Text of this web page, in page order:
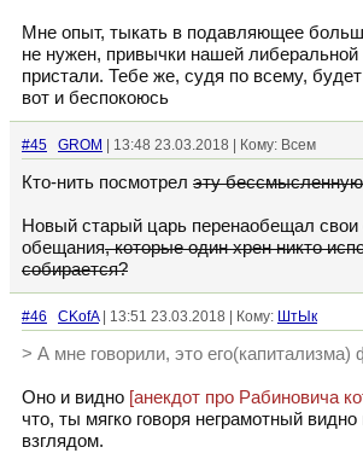
Мне опыт, тыкать в подавляющее
не нужен, привычки нашей либеральной
пристали. Тебе же, судя по всему,
вот и беспокоюсь
#45 GROM | 13:48 23.03.2018 | Кому: Всем
Кто-нить посмотрел эту
Новый старый царь перенаобещал
обещания, которые один хрен никто
собирается?
#46 CKofA| 13:51 23.03.2018 | Кому: ШтЫк
> А мне говорили, это его(капитализма)
Оно и видно [анекдот про Рабиновича
что, ты мягко говоря неграмотный
взглядом.